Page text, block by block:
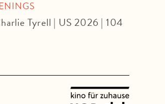
Tyrell | US 2026 | 104